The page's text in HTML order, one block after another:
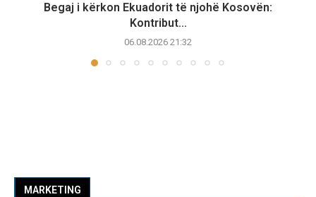
Begaj i kërkon Ekuadorit të njohë Kosovën:
Kontribut...
06.08.2026 21:32
MARKETING